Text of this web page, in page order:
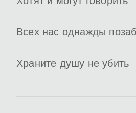
Всех нас однажды
Храните душу не убить